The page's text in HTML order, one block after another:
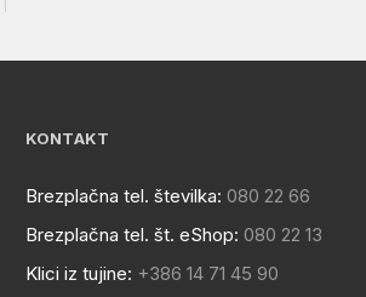
KONTAKT
Brezplačna tel. številka: 080 22 66
Brezplačna tel. št. eShop: 080 22 13
Klici iz tujine: +386 14 71 45 90